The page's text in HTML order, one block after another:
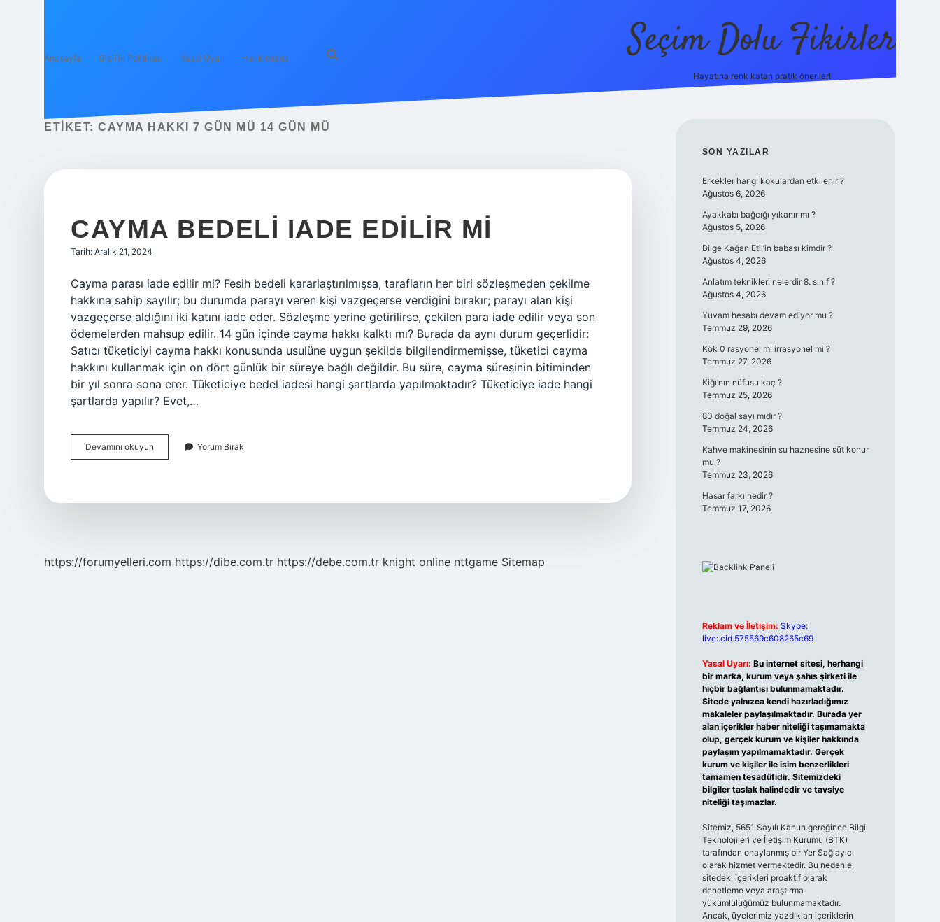
Anasayfa Gizlilik Politikası Yasal Uyarı Hakkımızda Seçim Dolu Fikirler
Hayatına renk katan pratik öneriler!
ETIKET: CAYMA HAKKI 7 GÜN MÜ 14 GÜN MÜ
CAYMA BEDELI IADE EDILIR MI
Tarih: Aralık 21, 2024
Cayma parası iade edilir mi? Fesih bedeli kararlaştırılmışsa, tarafların her biri sözleşmeden çekilme
hakkına sahip sayılır; bu durumda parayı veren kişi vazgeçerse verdiğini bırakır; parayı alan kişi
vazgeçerse aldığını iki katını iade eder. Sözleşme yerine getirilirse, çekilen para iade edilir veya son
ödemelerden mahsup edilir. 14 gün içinde cayma hakkı kalktı mı? Burada da aynı durum geçerlidir:
Satıcı tüketiciyi cayma hakkı konusunda usulüne uygun şekilde bilgilendirmemişse, tüketici cayma
hakkını kullanmak için on dört günlük bir süreye bağlı değildir. Bu süre, cayma süresinin bitiminden
bir yıl sonra sona erer. Tüketiciye bedel iadesi hangi şartlarda yapılmaktadır? Tüketiciye iade hangi
şartlarda yapılır? Evet,…
Devamını okuyun
Bedeli
Yorum Bırak
https://forumyelleri.com https://dibe.com.tr https://debe.com.tr knight online nttgame Sitemap
SIDEBAR
SON YAZILAR
Erkekler hangi kokulardan etkilenir ?
Ağustos 6, 2026
Ayakkabı bağcığı yıkanır mı ?
Ağustos 5, 2026
Bilge Kağan Etil’in babası kimdir ?
Ağustos 4, 2026
Anlatım teknikleri nelerdir 8. sınıf ?
Ağustos 4, 2026
Yuvam hesabı devam ediyor mu ?
Temmuz 29, 2026
Kök 0 rasyonel mi irrasyonel mi ?
Temmuz 27, 2026
Kiğı’nın nüfusu kaç ?
Temmuz 25, 2026
80 doğal sayı mıdır ?
Temmuz 24, 2026
Kahve makinesinin su haznesine süt konur
mu ?
Temmuz 23, 2026
Hasar farkı nedir ?
Temmuz 17, 2026
Reklam ve İletişim: Skype:
live:.cid.575569c608265c69
Yasal Uyarı: Bu internet sitesi, herhangi
bir marka, kurum veya şahıs şirketi ile
hiçbir bağlantısı bulunmamaktadır.
Sitede yalnızca kendi hazırladığımız
makaleler paylaşılmaktadır. Burada yer
alan içerikler haber niteliği taşımamakta
olup, gerçek kurum ve kişiler hakkında
paylaşım yapılmamaktadır. Gerçek
kurum ve kişiler ile isim benzerlikleri
tamamen tesadüfidir. Sitemizdeki
bilgiler taslak halindedir ve tavsiye
niteliği taşımazlar.
Sitemiz, 5651 Sayılı Kanun gereğince Bilgi
Teknolojileri ve İletişim Kurumu (BTK)
tarafından onaylanmış bir Yer Sağlayıcı
olarak hizmet vermektedir. Bu nedenle,
sitedeki içerikleri proaktif olarak
denetleme veya araştırma
yükümlülüğümüz bulunmamaktadır.
Ancak, üyelerimiz yazdıkları içeriklerin